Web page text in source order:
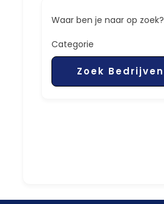
Waar ben je naar op zoek?
Categorie
Zoek Bedrijven